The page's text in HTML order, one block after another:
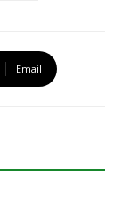
Email